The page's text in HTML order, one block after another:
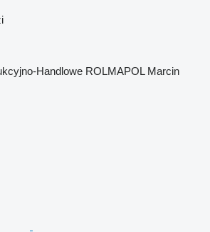
Handlowe ROLMAPOL Marcin